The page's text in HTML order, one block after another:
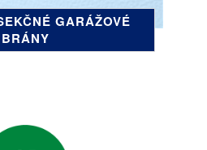
GARÁŽOVÉ
BRÁNY